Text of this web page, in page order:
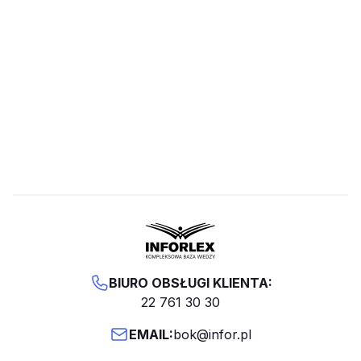
BIURO OBSŁUGI KLIENTA:
22 761 30 30
EMAIL:bok@infor.pl